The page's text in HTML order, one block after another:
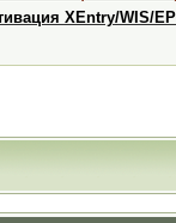
XEntry/WIS/